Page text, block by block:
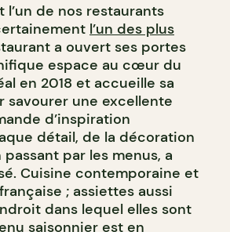
l’un de nos restaurants
l’un des plus
a ouvert ses portes
espace au cœur du
en 2018 et accueille sa
savourer une excellente
d’inspiration
détail, de la décoration
par les menus, a
Cuisine contemporaine et
; assiettes aussi
dans lequel elles sont
saisonnier est en